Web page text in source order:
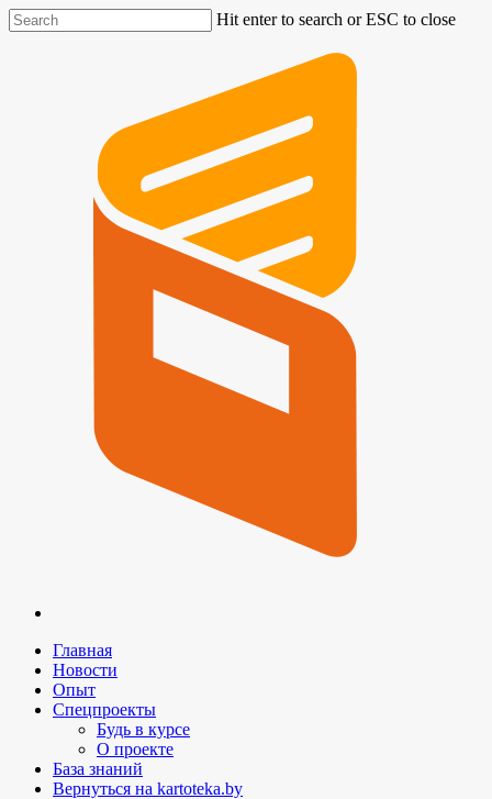
Hit enter to search or ESC to close
Главная
Новости
Опыт
Спецпроекты
Будь в курсе
О проекте
База знаний
Вернуться на kartoteka.by